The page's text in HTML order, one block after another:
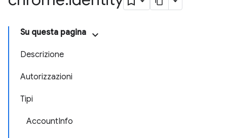
Su questa pagina
Descrizione
Autorizzazioni
Tipi
AccountInfo